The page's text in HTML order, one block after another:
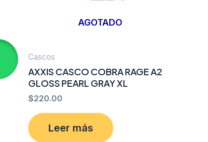
AGOTADO
Cascos
AXXIS CASCO COBRA RAGE A2
GLOSS PEARL GRAY XL
$220.00
Leer más